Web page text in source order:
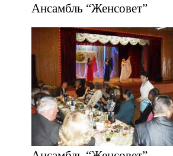
Ансамбль “Женсовет”